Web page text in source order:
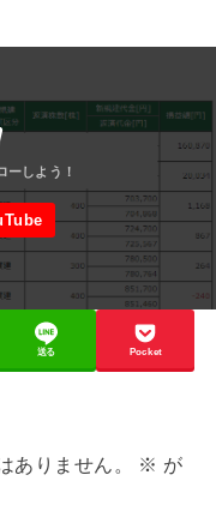
送る Pocket
ありません。 ※ が